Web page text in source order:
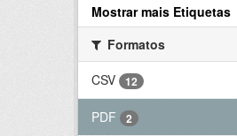
Mostrar mais Etiquetas
Formatos
CSV
12
PDF 2